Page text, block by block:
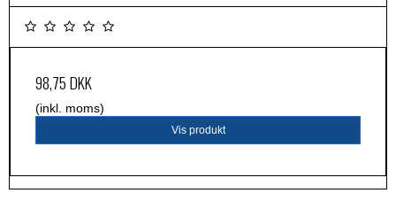
98,75 DKK
(inkl. moms)
Vis produkt